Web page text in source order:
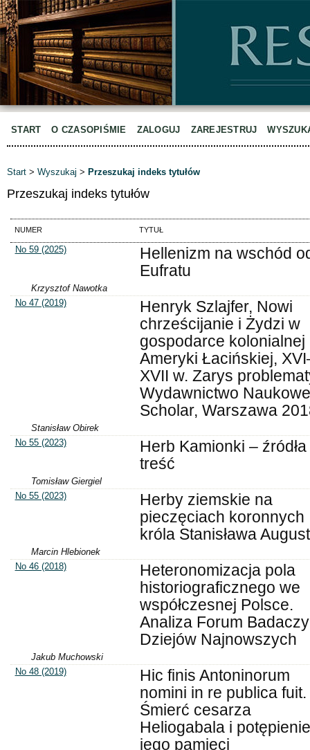
START O CZASOPIŚMIE ZALOGUJ ZAREJESTRUJ
Start > Wyszukaj > Przeszukaj indeks tytułów
Przeszukaj indeks tytułów
NUMER TYTUŁ
No 59 (2025)
Hellenizm na wschód
Eufratu
Krzysztof Nawotka
No 47 (2019)
Henryk Szlajfer, Nowi
chrześcijanie i Żydzi w
gospodarce kolonialnej
Ameryki Łacińskiej,
XVII w. Zarys
Wydawnictwo Naukowe
Scholar, Warszawa
Stanisław Obirek
No 55 (2023)
Herb Kamionki – źródła
treść
Tomisław Giergiel
No 55 (2023)
Herby ziemskie na
pieczęciach koronnych
króla Stanisława
Marcin Hlebionek
No 46 (2018)
Heteronomizacja pola
historiograficznego we
współczesnej Polsce.
Analiza Forum Badaczy
Dziejów Najnowszych
Jakub Muchowski
No 48 (2019)
Hic finis Antoninorum
nomini in re publica fuit.
Śmierć cesarza
Heliogabala i potępienie
jego pamięci